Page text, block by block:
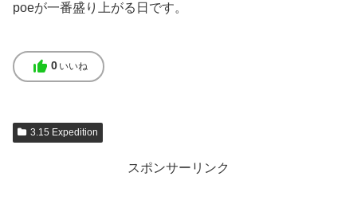
poeが一番盛り上がる日です。
thumb_up 0 いいね
3.15 Expedition
スポンサーリンク